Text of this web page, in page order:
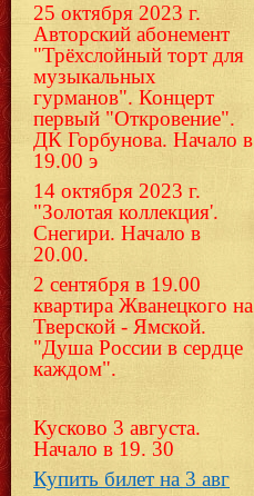
25 октября 2023 г.
Авторский абонемент
"Трёхслойный торт для
музыкальных
гурманов". Концерт
первый "Откровение".
ДК Горбунова. Начало в
19.00 э
14 октября 2023 г.
"Золотая коллекция'.
Снегири. Начало в
20.00.
2 сентября в 19.00
квартира Жванецкого на
Тверской - Ямской.
"Душа России в сердце
каждом".
Кусково 3 августа.
Начало в 19. 30
Купить билет на 3 авг